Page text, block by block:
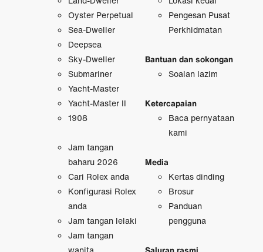
Oyster Perpetual
Sea-Dweller
Deepsea
Sky-Dweller
Submariner
Yacht-Master
Yacht-Master II
1908
Jam tangan
baharu 2026
Cari Rolex anda
Konfigurasi Rolex
anda
Jam tangan lelaki
Jam tangan
Pengesan Pusat
Perkhidmatan
Bantuan dan sokongan
Soalan lazim
Ketercapaian
Baca pernyataan
kami
Media
Kertas dinding
Brosur
Panduan
pengguna